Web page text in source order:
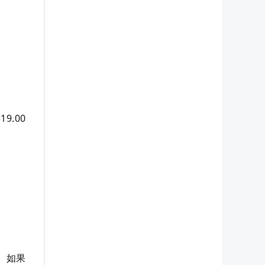
如果